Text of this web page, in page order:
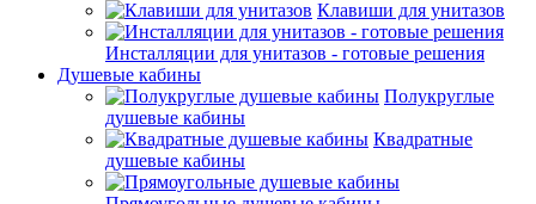
Клавиши для унитазов
Инсталляции для унитазов - готовые решения
Душевые кабины
Полукруглые
душевые кабины
Квадратные
душевые кабины